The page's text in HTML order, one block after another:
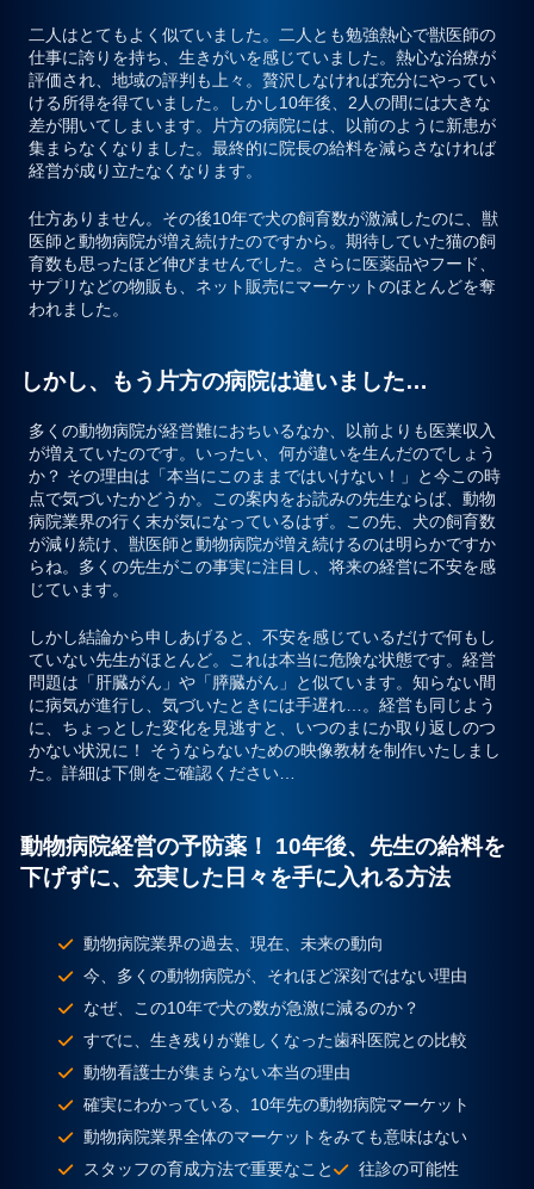
二人はとてもよく似ていました。二人とも勉強熱心で獣医師の
仕事に誇りを持ち、生きがいを感じていました。熱心な治療が
評価され、地域の評判も上々。贅沢しなければ充分にやってい
ける所得を得ていました。しかし10年後、2人の間には大きな
差が開いてしまいます。片方の病院には、以前のように新患が
集まらなくなりました。最終的に院長の給料を減らさなければ
経営が成り立たなくなります。
仕方ありません。その後10年で犬の飼育数が激減したのに、獣
医師と動物病院が増え続けたのですから。期待していた猫の飼
育数も思ったほど伸びませんでした。さらに医薬品やフード、
サプリなどの物販も、ネット販売にマーケットのほとんどを奪
われました。
しかし、もう片方の病院は違いました…
多くの動物病院が経営難におちいるなか、以前よりも医業収入
が増えていたのです。いったい、何が違いを生んだのでしょう
か？ その理由は「本当にこのままではいけない！」と今この時
点で気づいたかどうか。この案内をお読みの先生ならば、動物
病院業界の行く末が気になっているはず。この先、犬の飼育数
が減り続け、獣医師と動物病院が増え続けるのは明らかですか
らね。多くの先生がこの事実に注目し、将来の経営に不安を感
じています。
しかし結論から申しあげると、不安を感じているだけで何もし
ていない先生がほとんど。これは本当に危険な状態です。経営
問題は「肝臓がん」や「膵臓がん」と似ています。知らない間
に病気が進行し、気づいたときには手遅れ…。経営も同じよう
に、ちょっとした変化を見逃すと、いつのまにか取り返しのつ
かない状況に！ そうならないための映像教材を制作いたしまし
た。詳細は下側をご確認ください…
動物病院経営の予防薬！ 10年後、先生の給料を
下げずに、充実した日々を手に入れる方法
動物病院業界の過去、現在、未来の動向
今、多くの動物病院が、それほど深刻ではない理由
なぜ、この10年で犬の数が急激に減るのか？
すでに、生き残りが難しくなった歯科医院との比較
動物看護士が集まらない本当の理由
確実にわかっている、10年先の動物病院マーケット
動物病院業界全体のマーケットをみても意味はない
スタッフの育成方法で重要なこと
往診の可能性